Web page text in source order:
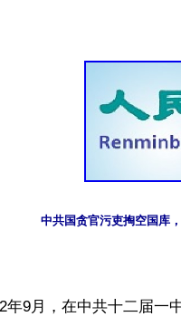
中共国贪官污吏掏空国库
年9月，在中共十二届一